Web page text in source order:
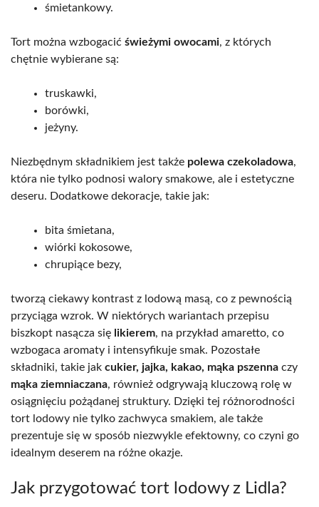
śmietankowy.
Tort można wzbogacić świeżymi owocami, z których
chętnie wybierane są:
truskawki,
borówki,
jeżyny.
Niezbędnym składnikiem jest także polewa czekoladowa,
która nie tylko podnosi walory smakowe, ale i estetyczne
deseru. Dodatkowe dekoracje, takie jak:
bita śmietana,
wiórki kokosowe,
chrupiące bezy,
tworzą ciekawy kontrast z lodową masą, co z pewnością
przyciąga wzrok. W niektórych wariantach przepisu
biszkopt nasącza się likierem, na przykład amaretto, co
wzbogaca aromaty i intensyfikuje smak. Pozostałe
składniki, takie jak cukier, jajka, kakao, mąka pszenna czy
mąka ziemniaczana, również odgrywają kluczową rolę w
osiągnięciu pożądanej struktury. Dzięki tej różnorodności
tort lodowy nie tylko zachwyca smakiem, ale także
prezentuje się w sposób niezwykle efektowny, co czyni go
idealnym deserem na różne okazje.
Jak przygotować tort lodowy z Lidla?